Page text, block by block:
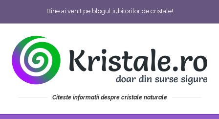
Bine ai venit pe blogul iubitorilor de cristale!
Citeste informatii despre cristale naturale